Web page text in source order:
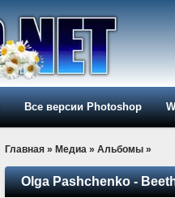
Все версии Photoshop
Главная » Медиа » Альбомы »
Olga Pashchenko -